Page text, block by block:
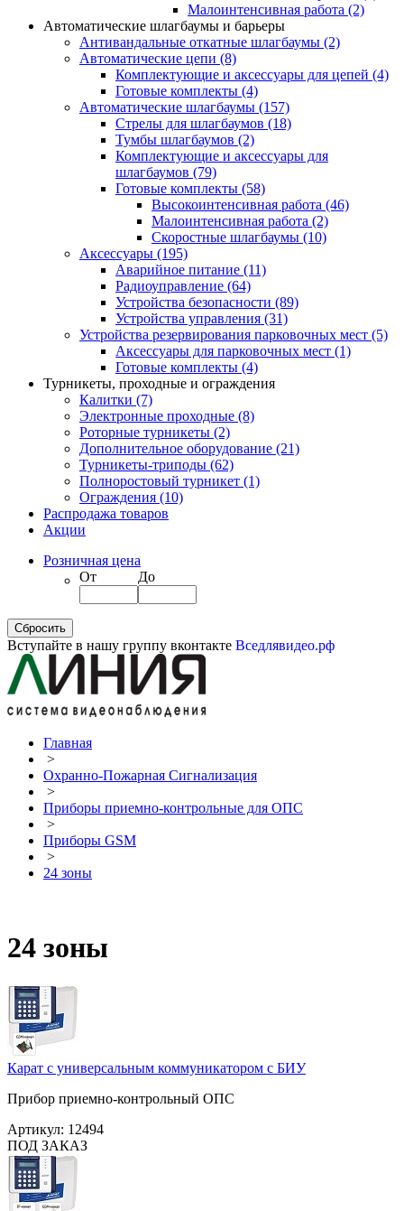
Малоинтенсивная работа (2)
Автоматические шлагбаумы и барьеры
Антивандальные откатные шлагбаумы (2)
Автоматические цепи (8)
Комплектующие и аксессуары для цепей (4)
Готовые комплекты (4)
Автоматические шлагбаумы (157)
Стрелы для шлагбаумов (18)
Тумбы шлагбаумов (2)
Комплектующие и аксессуары для
шлагбаумов (79)
Готовые комплекты (58)
Высокоинтенсивная работа (46)
Малоинтенсивная работа (2)
Скоростные шлагбаумы (10)
Аксессуары (195)
Аварийное питание (11)
Радиоуправление (64)
Устройства безопасности (89)
Устройства управления (31)
Устройства резервирования парковочных мест (5)
Аксессуары для парковочных мест (1)
Готовые комплекты (4)
Турникеты, проходные и ограждения
Калитки (7)
Электронные проходные (8)
Роторные турникеты (2)
Дополнительное оборудование (21)
Турникеты-триподы (62)
Полноростовый турникет (1)
Ограждения (10)
Распродажа товаров
Акции
Розничная цена
От
До
Вступайте в нашу группу вконтакте Вседлявидео.рф
Главная
>
Охранно-Пожарная Сигнализация
>
Приборы приемно-контрольные для ОПС
>
Приборы GSM
>
24 зоны
24 зоны
Карат с универсальным коммуникатором с БИУ
Прибор приемно-контрольный ОПС
Артикул: 12494
ПОД ЗАКАЗ